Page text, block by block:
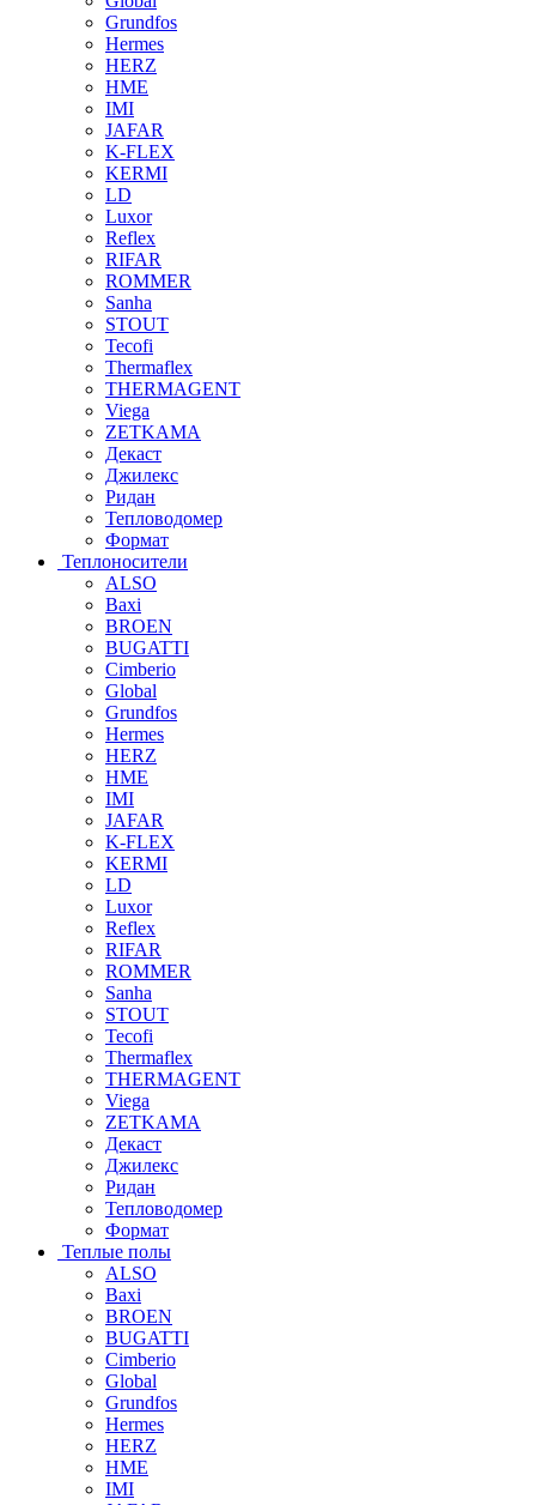
Grundfos
Hermes
HERZ
HME
IMI
JAFAR
K-FLEX
KERMI
LD
Luxor
Reflex
RIFAR
ROMMER
Sanha
STOUT
Tecofi
Thermaflex
THERMAGENT
Viega
ZETKAMA
Декаст
Джилекс
Ридан
Тепловодомер
Формат
Теплоносители
ALSO
Baxi
BROEN
BUGATTI
Cimberio
Global
Grundfos
Hermes
HERZ
HME
IMI
JAFAR
K-FLEX
KERMI
LD
Luxor
Reflex
RIFAR
ROMMER
Sanha
STOUT
Tecofi
Thermaflex
THERMAGENT
Viega
ZETKAMA
Декаст
Джилекс
Ридан
Тепловодомер
Формат
Теплые полы
ALSO
Baxi
BROEN
BUGATTI
Cimberio
Global
Grundfos
Hermes
HERZ
HME
IMI